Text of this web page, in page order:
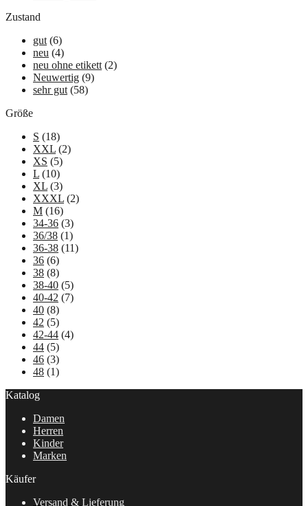
Zustand
gut (6)
neu (4)
neu ohne etikett (2)
Neuwertig (9)
sehr gut (58)
Größe
S (18)
XXL (2)
XS (5)
L (10)
XL (3)
XXXL (2)
M (16)
34-36 (3)
36/38 (1)
36-38 (11)
36 (6)
38 (8)
38-40 (5)
40-42 (7)
40 (8)
42 (5)
42-44 (4)
44 (5)
46 (3)
48 (1)
Katalog
Damen
Herren
Kinder
Marken
Käufer
Versand & Lieferung